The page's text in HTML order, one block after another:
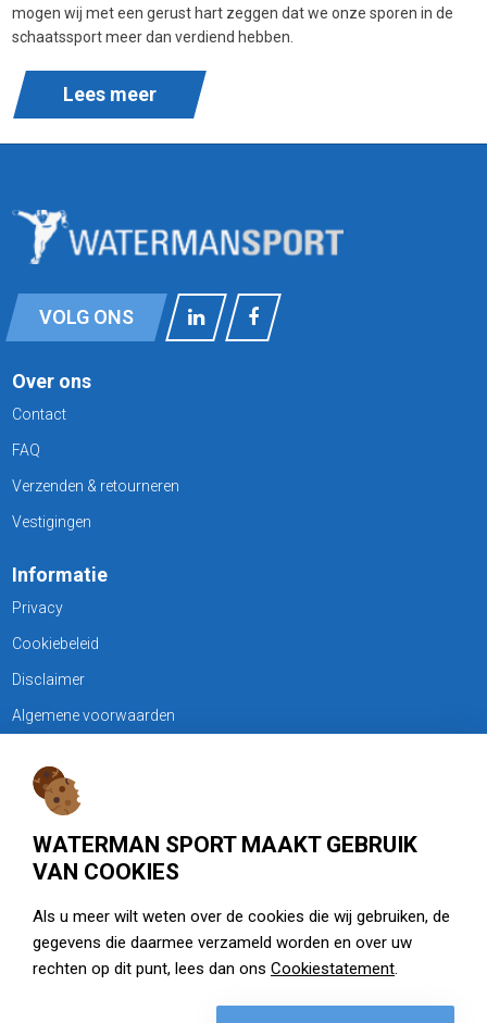
WATERMAN SPORT MAAKT GEBRUIK
VAN COOKIES
Als u meer wilt weten over de cookies die wij gebruiken, de
gegevens die daarmee verzameld worden en over uw
rechten op dit punt, lees dan ons Cookiestatement
mogen wij met een gerust hart zeggen dat we onze sporen in de
schaatssport meer dan verdiend hebben.
Lees meer
VOLG ONS
Over ons
Contact
FAQ
Verzenden & retourneren
Vestigingen
Informatie
Privacy
Cookiebeleid
Disclaimer
Algemene voorwaarden
KLANTENSERVICE
020 - 6901044
Openingstijden
zie watermansport.nl